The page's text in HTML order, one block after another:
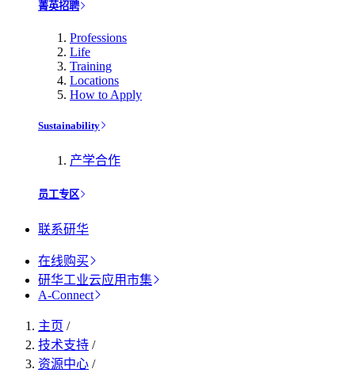
菁英招聘
Professions
Life
Training
Locations
How to Apply
Sustainability
产学合作
员工专区
联系研华
在线购买
研华工业云应用市集
A-Connect
主页 /
技术支持 /
资源中心 /